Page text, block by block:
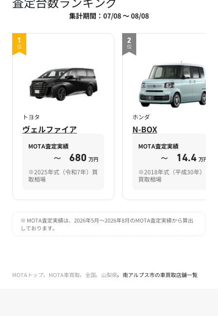
集計期間：07/08 ～ 08/08
1
位
トヨタ
ヴェルファイア
MOTA査定実績
～ 680 万円
※2025年式（令和7年）買
取相場
2
位
ホンダ
N-BOX
MOTA査定実績
～ 14.4 万円
※2018年式（平成30年）
買取相場
※ MOTA査定実績は、2026年5月～2026年8月のMOTA査定実績から算出
しております。
MOTAトップ MOTA車買取 全国 山梨県 南アルプス市の車買取店舗一覧